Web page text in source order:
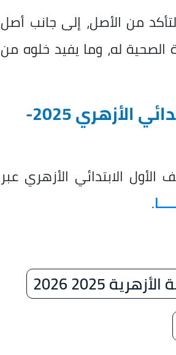
من الأصل، إلى جانب أصل
الصحية له، وما يفيد خلوه من
رابط نتيجة تنسيق قبول الصف الأول الابتدائي الأزهري 2025-
الابتدائي الأزهري عبر
.
2025 2026